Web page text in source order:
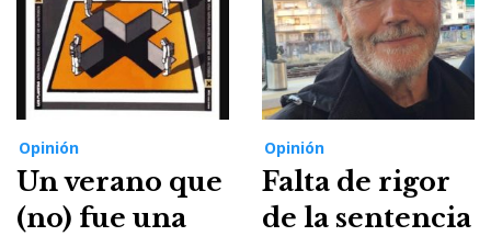
Opinión
Un verano que
(no) fue una
Opinión
Falta de rigor
de la sentencia